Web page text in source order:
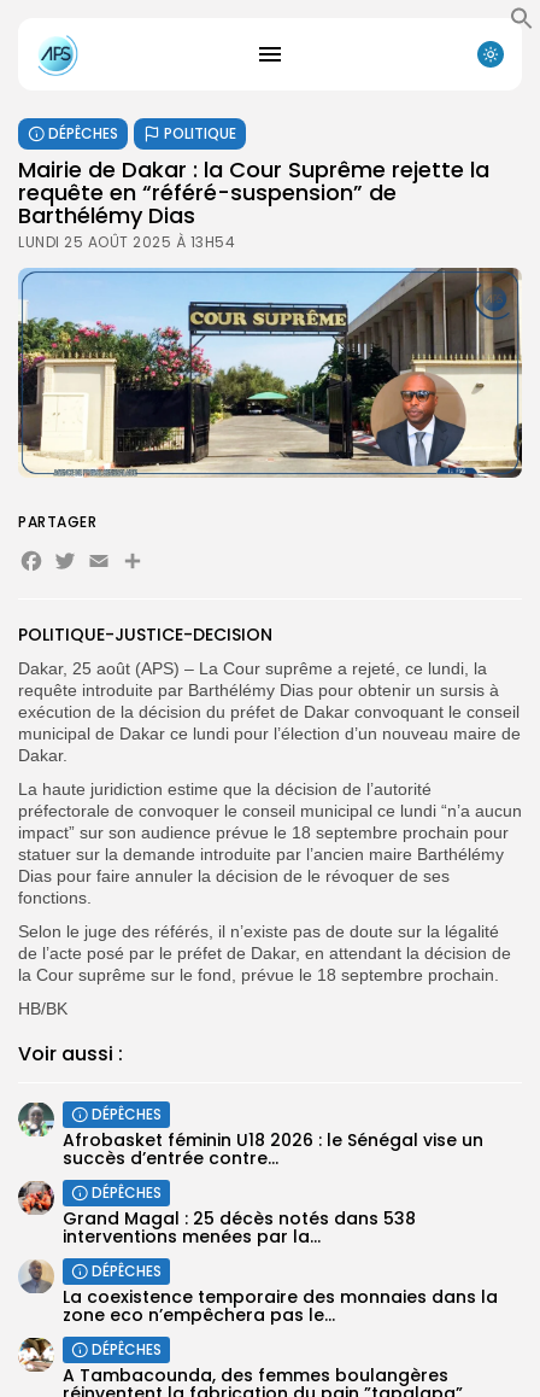
FR
DÉPÊCHES POLITIQUE
Mairie de Dakar : la Cour Suprême rejette la
requête en “référé-suspension” de
Barthélémy Dias
LUNDI 25 AOÛT 2025 À 13H54
POLITIQUE-JUSTICE-DECISION
Dakar, 25 août (APS) – La Cour suprême a rejeté, ce lundi, la
requête introduite par Barthélémy Dias pour obtenir un sursis à
exécution de la décision du préfet de Dakar convoquant le conseil
municipal de Dakar ce lundi pour l’élection d’un nouveau maire de
Dakar.
La haute juridiction estime que la décision de l’autorité
préfectorale de convoquer le conseil municipal ce lundi “n’a aucun
impact” sur son audience prévue le 18 septembre prochain pour
statuer sur la demande introduite par l’ancien maire Barthélémy
Dias pour faire annuler la décision de le révoquer de ses
fonctions.
Selon le juge des référés, il n’existe pas de doute sur la légalité
de l’acte posé par le préfet de Dakar, en attendant la décision de
la Cour suprême sur le fond, prévue le 18 septembre prochain.
HB/BK
Voir aussi :
DÉPÊCHES
Afrobasket féminin U18 2026 : le Sénégal vise un
succès d’entrée contre...
DÉPÊCHES
Grand Magal : 25 décès notés dans 538
interventions menées par la...
DÉPÊCHES
La coexistence temporaire des monnaies dans la
zone eco n’empêchera pas le...
DÉPÊCHES
A Tambacounda, des femmes boulangères
PARTAGER
Facebook
Twitter
Email